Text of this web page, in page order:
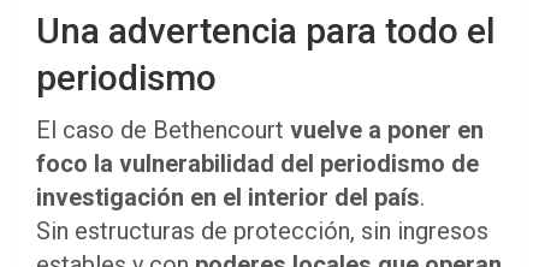
Una advertencia para todo el
periodismo
El caso de Bethencourt vuelve a poner en
foco la vulnerabilidad del periodismo de
investigación en el interior del país.
Sin estructuras de protección, sin ingresos